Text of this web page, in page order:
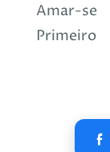
Amar-se
Primeiro